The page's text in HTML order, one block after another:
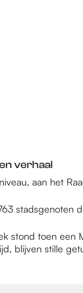
verhaal
aan het
stadsgenoten
stond toen een
blijven stille